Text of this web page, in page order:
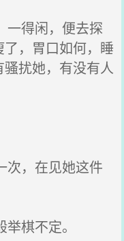
得闲，便去探
，胃口如何，睡
扰她，有没有人
，在见她这件
棋不定。